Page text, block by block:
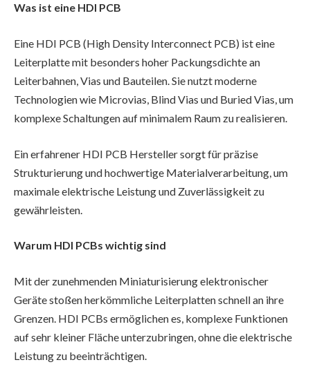
Was ist eine HDI PCB
Eine HDI PCB (High Density Interconnect PCB) ist eine
Leiterplatte mit besonders hoher Packungsdichte an
Leiterbahnen, Vias und Bauteilen. Sie nutzt moderne
Technologien wie Microvias, Blind Vias und Buried Vias, um
komplexe Schaltungen auf minimalem Raum zu realisieren.
Ein erfahrener HDI PCB Hersteller sorgt für präzise
Strukturierung und hochwertige Materialverarbeitung, um
maximale elektrische Leistung und Zuverlässigkeit zu
gewährleisten.
Warum HDI PCBs wichtig sind
Mit der zunehmenden Miniaturisierung elektronischer
Geräte stoßen herkömmliche Leiterplatten schnell an ihre
Grenzen. HDI PCBs ermöglichen es, komplexe Funktionen
auf sehr kleiner Fläche unterzubringen, ohne die elektrische
Leistung zu beeinträchtigen.